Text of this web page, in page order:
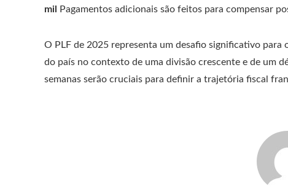
mil
Pagamentos adicionais são feitos para compensar
O PLF de 2025 representa um desafio significativo
do país no contexto de uma divisão crescente e de um
semanas serão cruciais para definir a trajetória fiscal